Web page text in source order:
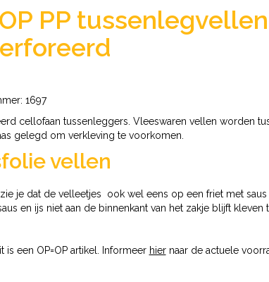
PP
1697
cellofaan tussenleggers. Vleeswaren vellen worden
gelegd om verkleving te voorkomen.
vellen
zie je dat de velleetjes ook wel eens op een friet met
en ijs niet aan de binnenkant van het zakje blijft kleven
is een OP=OP artikel. Informeer hiernaar de actuele